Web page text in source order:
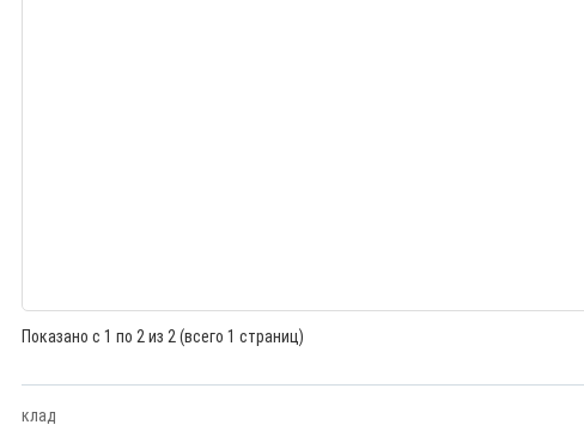
Показано с 1 по 2 из 2 (всего 1 страниц)
клад